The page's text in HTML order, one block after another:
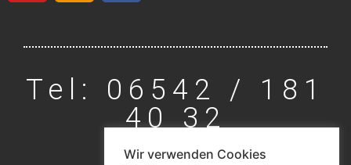
Tel: 06542 / 181
40 32
Wir verwenden Cookies